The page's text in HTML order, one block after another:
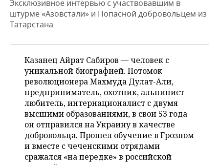
ВУЗЫ ТАТАРСТАНА
КОМУ ПРИНАДЛЕЖАТ
ТАТАРСТАНА
БАНКИ
БЮДЖЕТ
ИНВЕСТИЦИИ
АГРОПРОМ
НЕФТЕХИМИЯ
НЕФТЬ
ОПК
ЭНЕРГЕТИКА
НОВОСТИ НЕДВИЖИМОСТИ
АВТО
НОВОСТИ АВТО
НОВОСТИ БИЗНЕСА
РОЗНИЧНАЯ ТОРГОВЛЯ
ТРАНСПОРТ
УСЛУГИ
ТЕХНОЛОГИИ
НОВОСТИ ТЕХНОЛОГИЙ
МЕДИА
ТЕЛЕКОММУНИКАЦИИ
МЕРОПРИЯТИЯ
НОВОСТИ МЕРОПРИЯТИЙ
ВЫЕЗДНАЯ РЕДАКЦИЯ
БИЗНЕС-БРАНЧИ
СПОРТ
НОВОСТИ СПОРТА
ФУТБОЛ
ОБЩЕСТВО
НОВОСТИ ОБЩЕСТВА
ФОТОГАЛЕРЕЯ
Эксклюзивное интервью с участвовавшим в
штурме «Азовстали» и Попасной добровольцем из
Татарстана
Казанец Айрат Сабиров — человек с
уникальной биографией. Потомок
революционера Махмуда Дулат-Али,
предприниматель, охотник, альпинист-
любитель, интернационалист с двумя
высшими образованиями, в свои 53 года
он отправился на Украину в качестве
добровольца. Прошел обучение в Грозном
и вместе с чеченскими отрядами
сражался «на передке» в российской